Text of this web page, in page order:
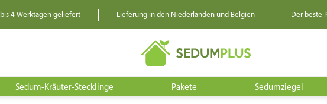
4 Werktagen geliefert Lieferung in den Niederlanden und Belgien Der beste
Sedum-Kräuter-Stecklinge Pakete Sedumziegel